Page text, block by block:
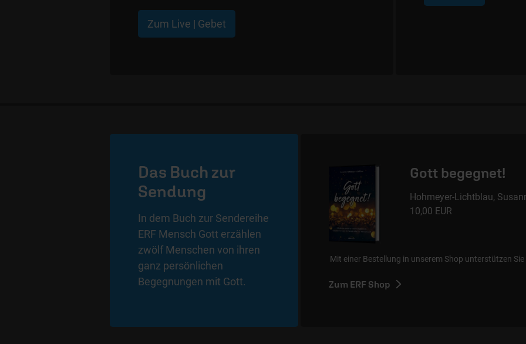
Zum Live | Gebet
Das Buch zur
Sendung
In dem Buch zur Sendereihe
ERF Mensch Gott erzählen
zwölf Menschen von ihren
ganz persönlichen
Begegnungen mit Gott.
Gott begegnet!
Hohmeyer-Lichtblau,
10,00 EUR
Mit einer Bestellung in unserem Shop unterstützen Sie
Zum ERF Shop